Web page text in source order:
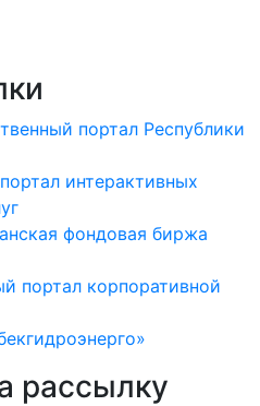
портал Республики
интерактивных
фондовая биржа
портал корпоративной
рассылку